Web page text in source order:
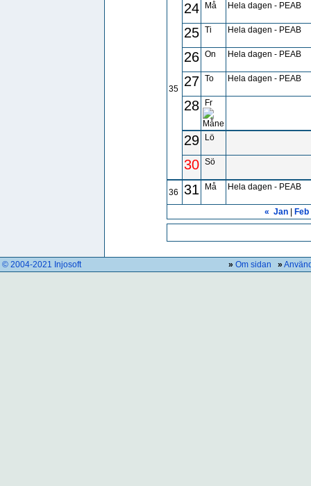
35
24 Må Hela dagen - PEAB
25 Ti Hela dagen - PEAB
26 On Hela dagen - PEAB
27 To Hela dagen - PEAB
28 Fr
29 Lö
30 Sö
36 31 Må Hela dagen - PEAB
« Jan| Feb
© 2004-2021 Injosoft » Om sidan »